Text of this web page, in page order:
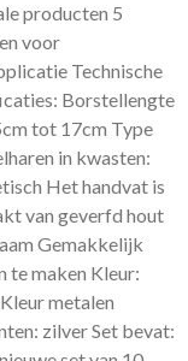
producten 5
voor
Technische
Borstellengte
tot 17cm Type
in kwasten:
Het handvat is
van geverfd hout
Gemakkelijk
te maken Kleur:
metalen
zilver Set bevat: